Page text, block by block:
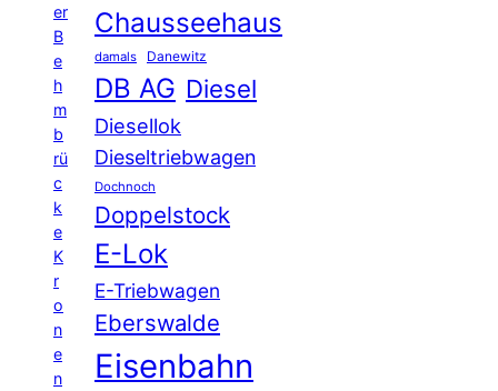
er
B
e
h
m
b
rü
c
k
e
K
r
o
n
e
n
Chausseehaus
damals Danewitz
DB AG Diesel
Diesellok
Dieseltriebwagen
Dochnoch
Doppelstock
E-Lok
E-Triebwagen
Eberswalde
Eisenbahn